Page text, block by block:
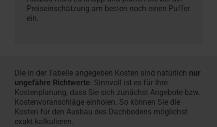
Preiseinschätzung am besten noch einen Puffer
ein.
Die in der Tabelle angegeben Kosten sind natürlich nur
ungefähre Richtwerte. Sinnvoll ist es für Ihre
Kostenplanung, dass Sie sich zunächst Angebote bzw.
Kostenvoranschläge einholen. So können Sie die
Kosten für den Ausbau des Dachbodens möglichst
exakt kalkulieren.